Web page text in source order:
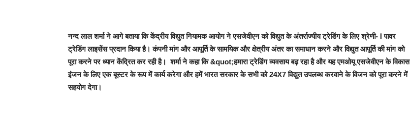
नन्‍द लाल शर्मा ने आगे बताया कि केंद्रीय विद्युत नियामक आयोग ने एसजेवीएन को विद्युत के अंतर्राज्‍यीय ट्रेडिंग के लिए श्रेणी- I पावर
ट्रेडिंग लाइसेंस प्रदान किया है। कंपनी मांग और आपूर्ति के सामयिक और क्षेत्रीय अंतर का समाधान करने और विद्युत आपूर्ति की मांग को
पूरा करने पर ध्यान केंद्रित कर रही है। शर्मा ने कहा कि &quot;हमारा ट्रेडिंग व्यवसाय बढ़ रहा है और यह एमओयू एसजेवीएन के विकास
इंजन के लिए एक बूस्टर के रूप में कार्य करेगा और हमें भारत सरकार के सभी को 24X7 विद्युत उपलब्‍ध करवाने के विजन को पूरा करने में
सहयोग देगा।